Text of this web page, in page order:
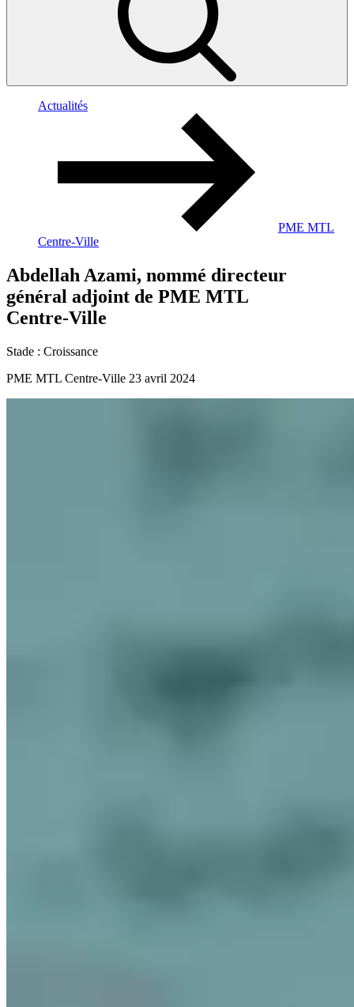
Actualités
PME MTL
Centre-Ville
Abdellah Azami, nommé directeur
général adjoint de PME MTL
Centre-Ville
Stade : Croissance
PME MTL Centre-Ville 23 avril 2024